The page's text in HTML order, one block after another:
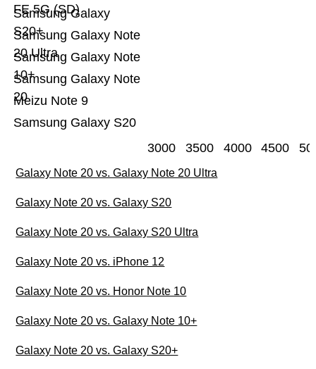
Samsung Galaxy S20
Meizu Note 9
Samsung Galaxy Note
20
Samsung Galaxy Note
10+
Samsung Galaxy Note
20 Ultra
Samsung Galaxy
S20+
FE 5G (SD)
3000 3500 4000 4500
Galaxy Note 20 vs. Galaxy Note 20 Ultra
Galaxy Note 20 vs. Galaxy S20
Galaxy Note 20 vs. Galaxy S20 Ultra
Galaxy Note 20 vs. iPhone 12
Galaxy Note 20 vs. Honor Note 10
Galaxy Note 20 vs. Galaxy Note 10+
Galaxy Note 20 vs. Galaxy S20+